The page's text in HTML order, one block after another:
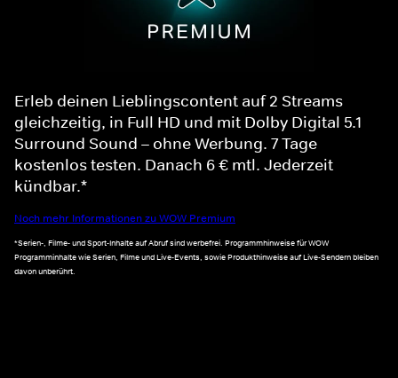
Erleb deinen Lieblingscontent auf 2 Streams
gleichzeitig, in Full HD und mit Dolby Digital 5.1
Surround Sound – ohne Werbung. 7 Tage
kostenlos testen. Danach 6 € mtl. Jederzeit
kündbar.*
Noch mehr Informationen zu WOW Premium
*Serien-, Filme- und Sport-Inhalte auf Abruf sind werbefrei. Programmhinweise für WOW
Programminhalte wie Serien, Filme und Live-Events, sowie Produkthinweise auf Live-Sendern bleiben
davon unberührt.